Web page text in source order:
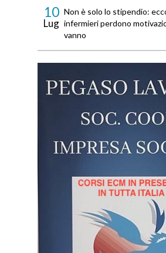
10
Lug
Non è solo lo stipendio:
infermieri perdono
vanno